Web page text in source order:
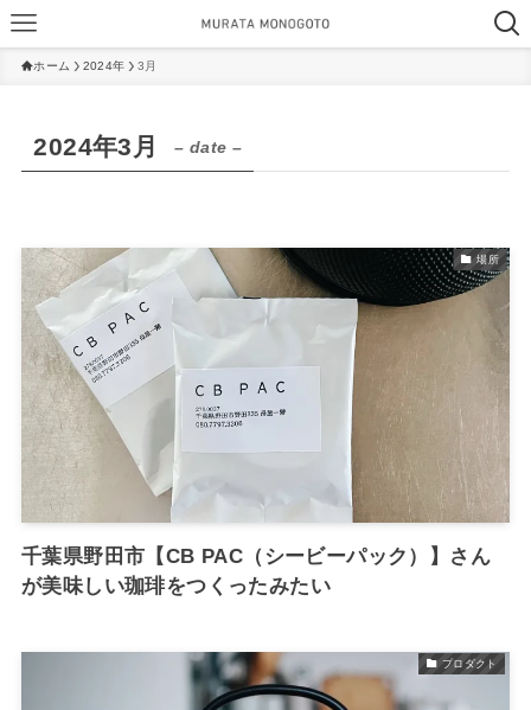
ホーム 2024年 3月
2024年3月 – date –
場所
千葉県野田市【CB PAC（シービーパック）】さん
が美味しい珈琲をつくったみたい
プロダクト